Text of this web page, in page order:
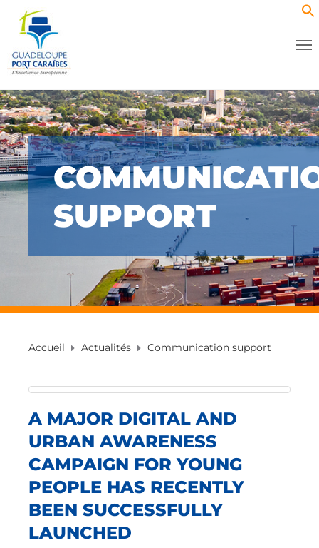
SUPPORT
Accueil Actualités Communication support
A MAJOR DIGITAL AND
URBAN AWARENESS
CAMPAIGN FOR YOUNG
PEOPLE HAS RECENTLY
BEEN SUCCESSFULLY
LAUNCHED